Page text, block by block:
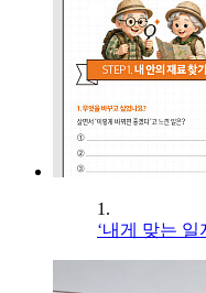
1.
‘내게 맞는